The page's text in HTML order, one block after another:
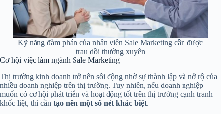
Kỹ năng đàm phán của nhân viên Sale Marketing cần được
trau dồi thường xuyên
Cơ hội việc làm ngành Sale Marketing
Thị trường kinh doanh trở nên sôi động nhờ sự thành lập và nở rộ của
nhiều doanh nghiệp trên thị trường. Tuy nhiên, nếu doanh nghiệp
muốn có cơ hội phát triển và hoạt động tốt trên thị trường cạnh tranh
khốc liệt, thì cần tạo nên một số nét khác biệt.